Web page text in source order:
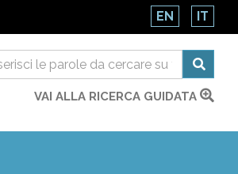
EN IT
VAI ALLA RICERCA GUIDATA